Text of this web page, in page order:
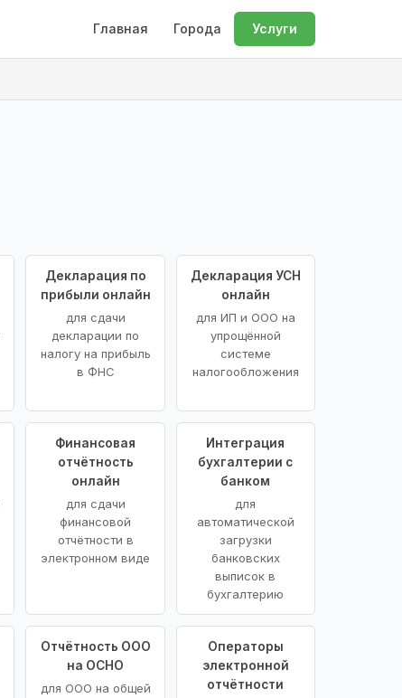
Главная Города Услуги
Декларация по
прибыли онлайн
для сдачи
декларации по
налогу на прибыль
в ФНС
Декларация УСН
онлайн
для ИП и ООО на
упрощённой
системе
налогообложения
Финансовая
отчётность
онлайн
для сдачи
финансовой
отчётности в
электронном виде
Интеграция
бухгалтерии с
банком
для
автоматической
загрузки
банковских
выписок в
бухгалтерию
Отчётность ООО
на ОСНО
для ООО на общей
Операторы
электронной
отчётности